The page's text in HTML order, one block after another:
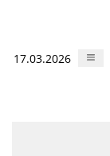
17.03.2026